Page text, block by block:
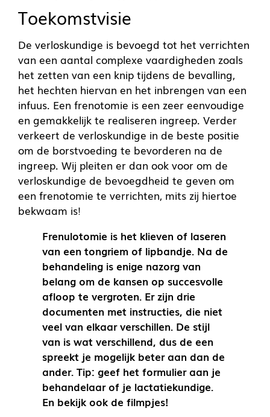
Toekomstvisie
De verloskundige is bevoegd tot het verrichten
van een aantal complexe vaardigheden zoals
het zetten van een knip tijdens de bevalling,
het hechten hiervan en het inbrengen van een
infuus. Een frenotomie is een zeer eenvoudige
en gemakkelijk te realiseren ingreep. Verder
verkeert de verloskundige in de beste positie
om de borstvoeding te bevorderen na de
ingreep. Wij pleiten er dan ook voor om de
verloskundige de bevoegdheid te geven om
een frenotomie te verrichten, mits zij hiertoe
bekwaam is!
Frenulotomie is het klieven of laseren
van een tongriem of lipbandje. Na de
behandeling is enige nazorg van
belang om de kansen op succesvolle
afloop te vergroten. Er zijn drie
documenten met instructies, die niet
veel van elkaar verschillen. De stijl
van is wat verschillend, dus de een
spreekt je mogelijk beter aan dan de
ander. Tip: geef het formulier aan je
behandelaar of je lactatiekundige.
En bekijk ook de filmpjes!